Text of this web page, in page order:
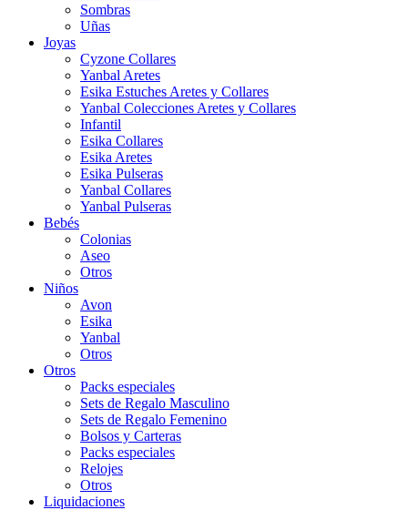
Sombras
Uñas
Joyas
Cyzone Collares
Yanbal Aretes
Esika Estuches Aretes y Collares
Yanbal Colecciones Aretes y Collares
Infantil
Esika Collares
Esika Aretes
Esika Pulseras
Yanbal Collares
Yanbal Pulseras
Bebés
Colonias
Aseo
Otros
Niños
Avon
Esika
Yanbal
Otros
Otros
Packs especiales
Sets de Regalo Masculino
Sets de Regalo Femenino
Bolsos y Carteras
Packs especiales
Relojes
Otros
Liquidaciones